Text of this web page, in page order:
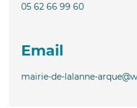
05 62 66 99 60
Email
mairie-de-lalanne-